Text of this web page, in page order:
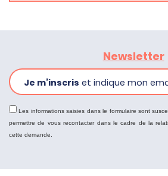
Newsletter
Je m’inscris et indique mon
Les informations saisies dans le formulaire sont
permettre de vous recontacter dans le cadre de la
cette demande.